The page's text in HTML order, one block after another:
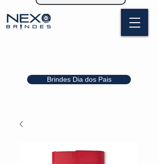
Brindes Dia dos Pais